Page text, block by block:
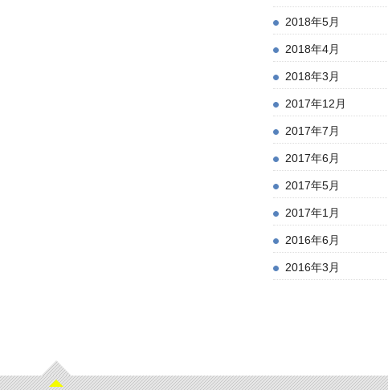
2018年5月
2018年4月
2018年3月
2017年12月
2017年7月
2017年6月
2017年5月
2017年1月
2016年6月
2016年3月